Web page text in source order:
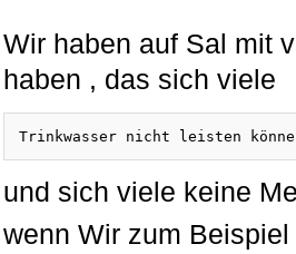
Wir haben auf Sal mit
haben , das sich viele
und sich viele keine
wenn Wir zum